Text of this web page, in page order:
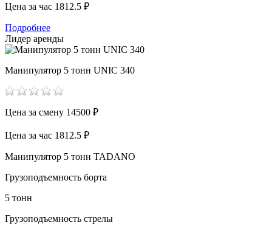
Цена за час 1812.5 ₽
Подробнее
Лидер аренды
Манипулятор 5 тонн UNIC 340
Цена за смену 14500 ₽
Цена за час 1812.5 ₽
Манипулятор 5 тонн TADANO
Грузоподъемность борта
5 тонн
Грузоподъемность стрелы